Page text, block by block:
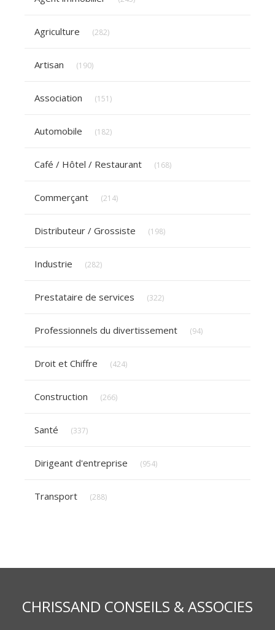
Agriculture (282)
Artisan (190)
Association (151)
Automobile (182)
Café / Hôtel / Restaurant (168)
Commerçant (214)
Distributeur / Grossiste (198)
Industrie (282)
Prestataire de services (322)
Professionnels du divertissement (94)
Droit et Chiffre (424)
Construction (266)
Santé (337)
Dirigeant d'entreprise (954)
Transport (288)
CHRISSAND CONSEILS & ASSOCIES